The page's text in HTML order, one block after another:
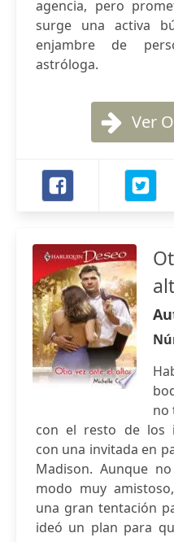
agencia, pero
surge una activa
enjambre de
astróloga.
Ver
no
con el resto de los
con una invitada en
Madison. Aunque
modo muy
una gran tentación
ideó un plan para